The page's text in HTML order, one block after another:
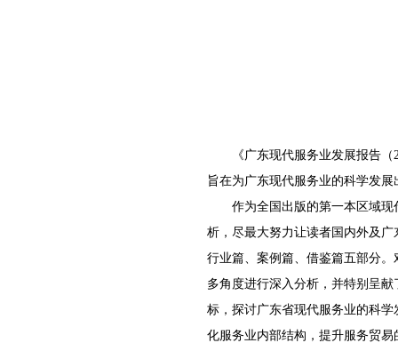
《广东现代服务业发展报告（
旨在为广东现代服务业的科学发
作为全国出版的第一本区域现代
析，尽最大努力让读者国内外及
行业篇、案例篇、借鉴篇五部分
多角度进行深入分析，并特别呈
标，探讨广东省现代服务业的科
化服务业内部结构，提升服务贸